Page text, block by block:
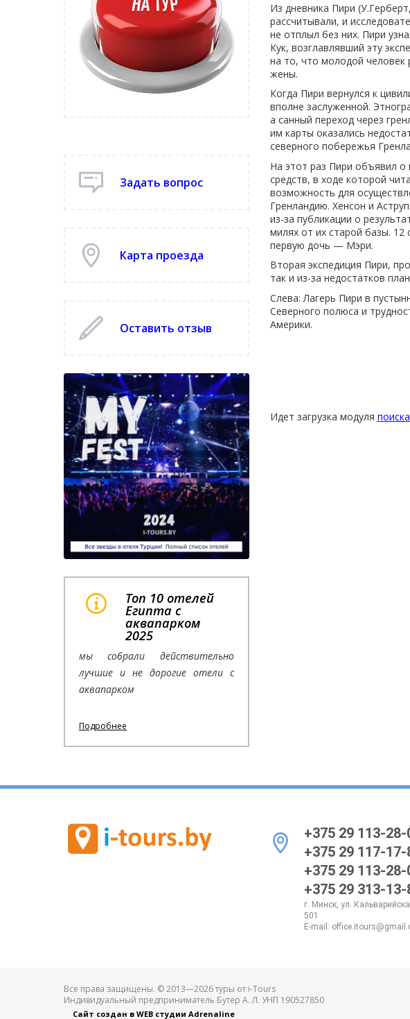
Задать вопрос
Карта проезда
Оставить отзыв
Топ 10 отелей
Египта с
аквапарком
2025
мы собрали действительно
лучшие и не дорогие отели с
аквапарком
Подробнее
Из дневника Пири
рассчитывали, и
не отплыл без них. Пири
Кук, возглавлявший эту
на то, что молодой человек
жены.
Когда Пири вернулся к
вполне заслуженной.
а санный переход через
им карты оказались
северного побережья
На этот раз Пири объявил о
средств, в ходе которой
возможность для
Гренландию. Хенсон и
из-за публикации о
милях от их старой базы.
первую дочь — Мэри.
Вторая экспедиция Пири,
так и из-за недостатков
Слева: Лагерь Пири в
Северного полюса и
Америки.
Идет загрузка модуля
+375 29 113-28-
+375 29 117-17-
+375 29 113-28-
+375 29 313-13-
г. Минск, ул.
501
E-mail:
Все права защищены. © 2013—2026 туры от i-Tours
Индивидуальный предприниматель Бутер А. Л. УНП 190527850
Сайт создан в WEB студии Adrenaline